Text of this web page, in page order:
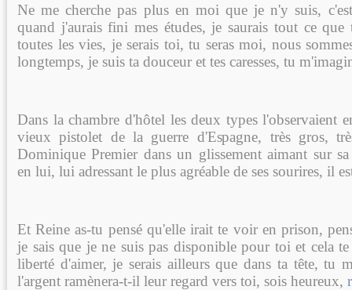
Ne me cherche pas plus en moi que je n'y suis,
quand j'aurais fini mes études, je saurais tout ce que
toutes les vies, je serais toi, tu seras moi, nous
longtemps, je suis ta douceur et tes caresses, tu
Dans la chambre d'hôtel les deux types l'observaient
vieux pistolet de la guerre d'Espagne, très gros,
Dominique Premier dans un glissement aimant sur
en lui, lui adressant le plus agréable de ses sourires, il
Et Reine as-tu pensé qu'elle irait te voir en prison,
je sais que je ne suis pas disponible pour toi et cela
liberté d'aimer, je serais ailleurs que dans ta tête, tu
l'argent ramènera-t-il leur regard vers toi, sois heureux,